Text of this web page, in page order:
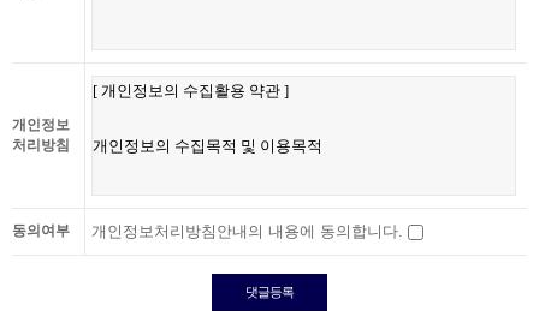
개인정보
처리방침
동의여부 개인정보처리방침안내의 내용에 동의합니다.